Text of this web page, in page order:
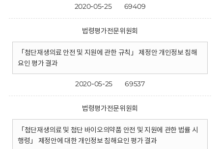
2020-05-25 69409
법령평가전문위원회
「첨단재생의료 안전 및 지원에 관한 규칙」 제정안 개인정보 침해
요인 평가 결과
2020-05-25 69537
법령평가전문위원회
「첨단재생의료 및 첨단 바이오의약품 안전 및 지원에 관한 법률 시
행령」 제정안에 대한 개인정보 침해요인 평가 결과